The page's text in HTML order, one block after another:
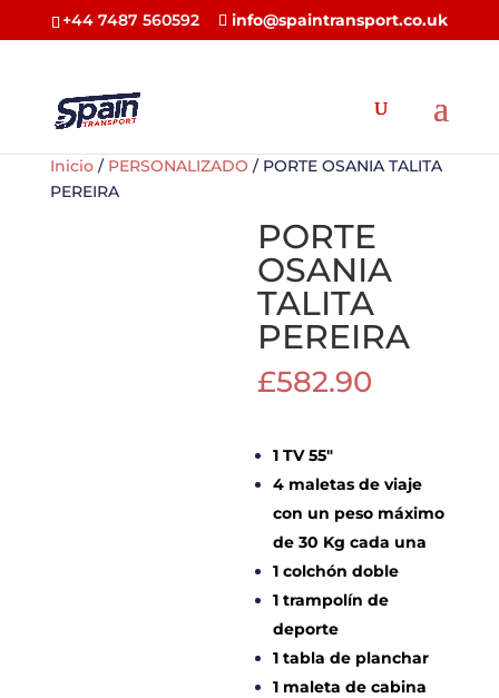
+44 7487 560592 info@spaintransport.co.uk
Inicio/ PERSONALIZADO / PORTE OSANIA TALITA
PEREIRA
PORTE
OSANIA
TALITA
PEREIRA
£582.90
1 TV 55″
4 maletas de viaje
con un peso máximo
de 30 Kg cada una
1 colchón doble
1 trampolín de
deporte
1 tabla de planchar
1 maleta de cabina